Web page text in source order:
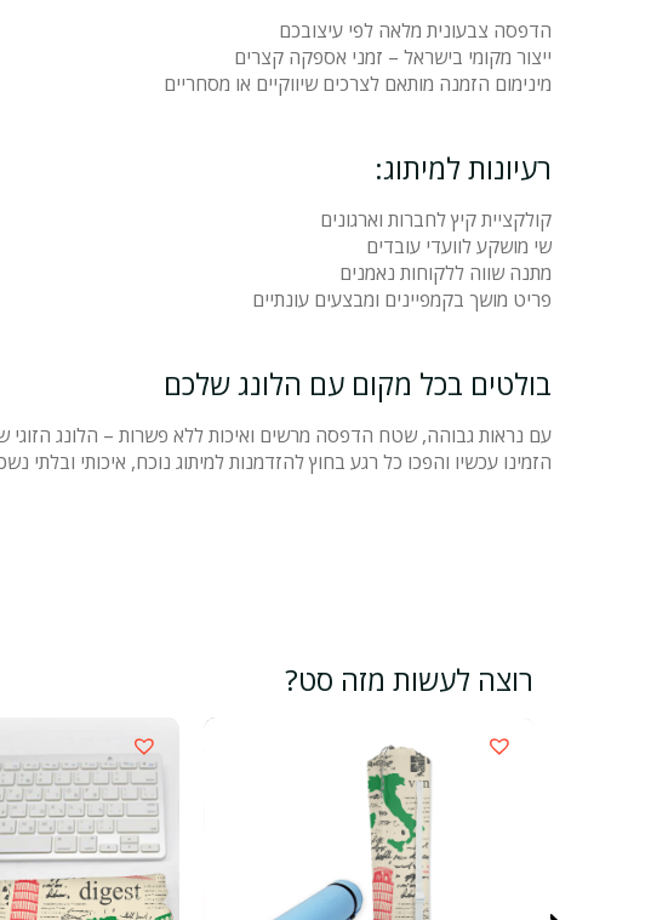
הדפסה צבעונית מלאה לפי עיצובכם
ייצור מקומי בישראל – זמני אספקה קצרים
מינימום הזמנה מותאם לצרכים שיווקיים או מסחריים
רעיונות למיתוג:
קולקציית קיץ לחברות וארגונים
שי מושקע לוועדי עובדים
מתנה שווה ללקוחות נאמנים
פריט מושך בקמפיינים ומבצעים עונתיים
בולטים בכל מקום עם הלונג שלכם
עם נראות גבוהה, שטח הדפסה מרשים ואיכות ללא פשרות – הלונג
הזמינו עכשיו והפכו כל רגע בחוץ להזדמנות למיתוג נוכח, איכותי ובלתי
רוצה לעשות מזה סט?